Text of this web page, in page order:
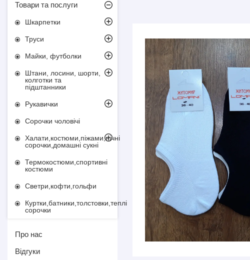
Товари та послуги
Шкарпетки
Труси
Майки, футболки
Штани, лосини, шорти,
колготки та
підштанники
Рукавички
Сорочки чоловічі
Халати,костюми,піжами,нічні
сорочки,домашні сукні
Термокостюми,спортивні
костюми
Светри,кофти,гольфи
Куртки,батники,толстовки,теплі
сорочки
Про нас
Відгуки